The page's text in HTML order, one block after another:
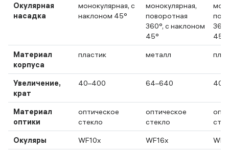
Окулярная
насадка
монокулярная, с
наклоном 45°
монокулярная,
поворотная
360°, с наклоном
45°
45°
Материал
корпуса
пластик металл
Увеличение,
крат
40–400 64–640
Материал
оптики
оптическое
стекло
оптическое
стекло
Окуляры
WF10x WF16x